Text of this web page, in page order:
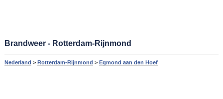
Brandweer - Rotterdam-Rijnmond
Nederland > Rotterdam-Rijnmond > Egmond aan den Hoef